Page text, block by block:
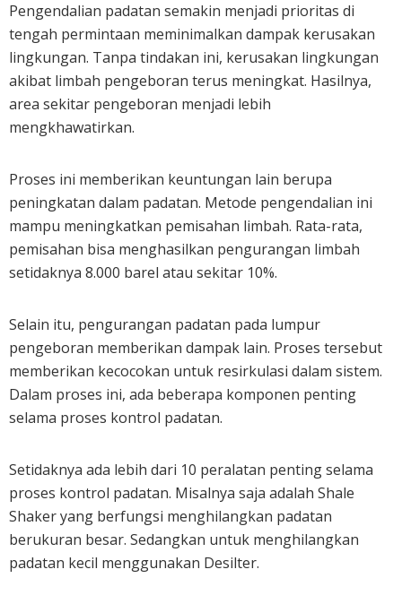
Pengendalian padatan semakin menjadi prioritas di
tengah permintaan meminimalkan dampak kerusakan
lingkungan. Tanpa tindakan ini, kerusakan lingkungan
akibat limbah pengeboran terus meningkat. Hasilnya,
area sekitar pengeboran menjadi lebih
mengkhawatirkan.
Proses ini memberikan keuntungan lain berupa
peningkatan dalam padatan. Metode pengendalian ini
mampu meningkatkan pemisahan limbah. Rata-rata,
pemisahan bisa menghasilkan pengurangan limbah
setidaknya 8.000 barel atau sekitar 10%.
Selain itu, pengurangan padatan pada lumpur
pengeboran memberikan dampak lain. Proses tersebut
memberikan kecocokan untuk resirkulasi dalam sistem.
Dalam proses ini, ada beberapa komponen penting
selama proses kontrol padatan.
Setidaknya ada lebih dari 10 peralatan penting selama
proses kontrol padatan. Misalnya saja adalah Shale
Shaker yang berfungsi menghilangkan padatan
berukuran besar. Sedangkan untuk menghilangkan
padatan kecil menggunakan Desilter.